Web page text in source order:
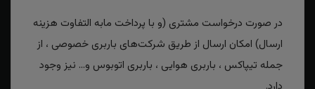
در صورت درخواست مشتری (و با پرداخت مابه التفاوت هزینه
ارسال) امکان ارسال از طریق شرکت‌های باربری خصوصی ، از
جمله تیپاکس ، باربری هوایی ، باربری اتوبوس و... نیز وجود